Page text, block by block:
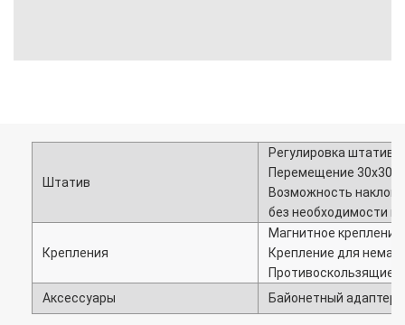
Штатив
Регулировка
Перемещение 30х30
Возможность
без необходимости
Крепления
Магнитное
Крепление для
Противоскользящие
Аксессуары
Байонетный адаптер